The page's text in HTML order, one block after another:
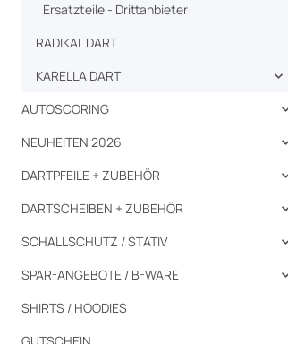
Ersatzteile - Drittanbieter
RADIKAL DART
KARELLA DART
AUTOSCORING
NEUHEITEN 2026
DARTPFEILE + ZUBEHÖR
DARTSCHEIBEN + ZUBEHÖR
SCHALLSCHUTZ / STATIV
SPAR-ANGEBOTE / B-WARE
SHIRTS / HOODIES